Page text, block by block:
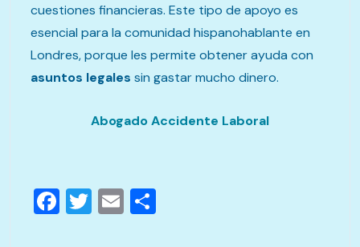
cuestiones financieras. Este tipo de apoyo es
esencial para la comunidad hispanohablante en
Londres, porque les permite obtener ayuda con
asuntos legales sin gastar mucho dinero.
Abogado Accidente Laboral
Facebook
Twitter
Email